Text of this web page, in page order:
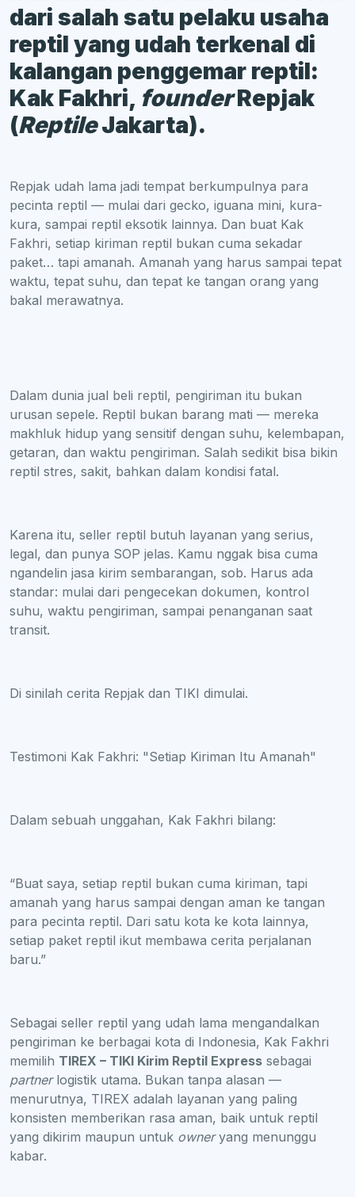
dari salah satu pelaku usaha
reptil yang udah terkenal di
kalangan penggemar reptil:
Kak Fakhri, founderRepjak
(ReptileJakarta).
Repjak udah lama jadi tempat berkumpulnya para
pecinta reptil — mulai dari gecko, iguana mini, kura-
kura, sampai reptil eksotik lainnya. Dan buat Kak
Fakhri, setiap kiriman reptil bukan cuma sekadar
paket… tapi amanah. Amanah yang harus sampai tepat
waktu, tepat suhu, dan tepat ke tangan orang yang
bakal merawatnya.
Dalam dunia jual beli reptil, pengiriman itu bukan
urusan sepele. Reptil bukan barang mati — mereka
makhluk hidup yang sensitif dengan suhu, kelembapan,
getaran, dan waktu pengiriman. Salah sedikit bisa bikin
reptil stres, sakit, bahkan dalam kondisi fatal.
Karena itu, seller reptil butuh layanan yang serius,
legal, dan punya SOP jelas. Kamu nggak bisa cuma
ngandelin jasa kirim sembarangan, sob. Harus ada
standar: mulai dari pengecekan dokumen, kontrol
suhu, waktu pengiriman, sampai penanganan saat
transit.
Di sinilah cerita Repjak dan TIKI dimulai.
Testimoni Kak Fakhri: "Setiap Kiriman Itu Amanah"
Dalam sebuah unggahan, Kak Fakhri bilang:
“Buat saya, setiap reptil bukan cuma kiriman, tapi
amanah yang harus sampai dengan aman ke tangan
para pecinta reptil. Dari satu kota ke kota lainnya,
setiap paket reptil ikut membawa cerita perjalanan
baru.”
Sebagai seller reptil yang udah lama mengandalkan
pengiriman ke berbagai kota di Indonesia, Kak Fakhri
memilih TIREX – TIKI Kirim Reptil Express sebagai
partnerlogistik utama. Bukan tanpa alasan —
menurutnya, TIREX adalah layanan yang paling
konsisten memberikan rasa aman, baik untuk reptil
yang dikirim maupun untuk owneryang menunggu
kabar.